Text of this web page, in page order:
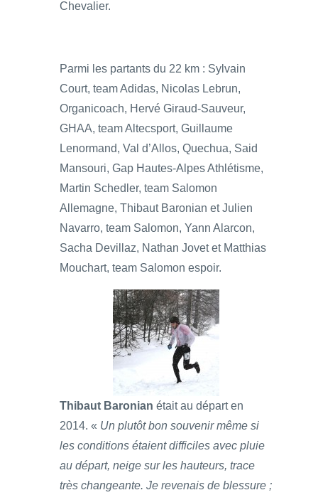
Chevalier.
Parmi les partants du 22 km : Sylvain
Court, team Adidas, Nicolas Lebrun,
Organicoach, Hervé Giraud-Sauveur,
GHAA, team Altecsport, Guillaume
Lenormand, Val d’Allos, Quechua, Said
Mansouri, Gap Hautes-Alpes Athlétisme,
Martin Schedler, team Salomon
Allemagne, Thibaut Baronian et Julien
Navarro, team Salomon, Yann Alarcon,
Sacha Devillaz, Nathan Jovet et Matthias
Mouchart, team Salomon espoir.
Thibaut Baronian était au départ en
2014. « Un plutôt bon souvenir même si
les conditions étaient difficiles avec pluie
au départ, neige sur les hauteurs, trace
très changeante. Je revenais de blessure ;